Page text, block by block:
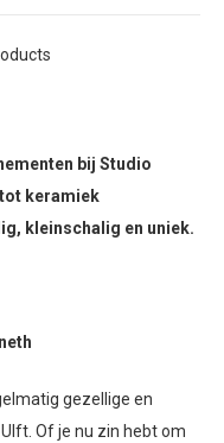
bij Studio
keramiek
kleinschalig en uniek.
gezellige en
Of je nu zin hebt om